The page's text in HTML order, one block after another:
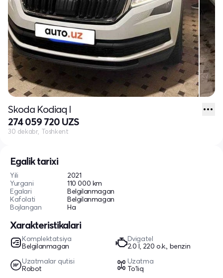
Egalik tarixi
Yili
2021
Yurgani
110 000 km
Egalari
Belgilanmagan
Kafolati
Belgilanmagan
Bojlangan
Ha
Xarakteristikalari
Komplektatsiya
Belgilanmagan
Dvigatel
2.0 l, 220 o.k., benzin
Uzatmalar qutisi
Robot
Uzatma
To'liq
Skoda Kodiaq I
274 059 720 UZS
30 dekabr, Toshkent